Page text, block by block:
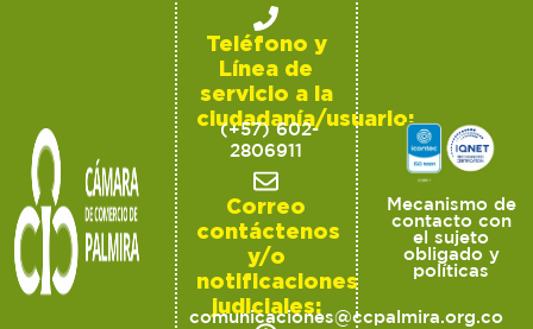
Teléfono y
Línea de
servicio a la
ciudadanía/usuario:
(+57) 602-
2806911
Correo
contáctenos
y/o
notificaciones
judiciales:
comunicaciones@ccpalmira.org.co
Mecanismo de
contacto con
el sujeto
obligado y
políticas